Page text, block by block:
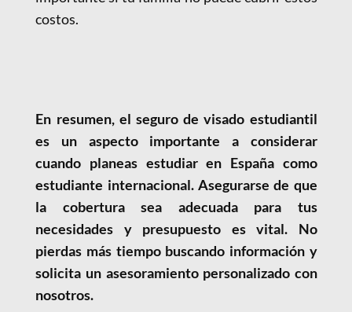
costos.
En resumen, el seguro de visado estudiantil
es un aspecto importante a considerar
cuando planeas estudiar en España como
estudiante internacional. Asegurarse de que
la cobertura sea adecuada para tus
necesidades y presupuesto es vital. No
pierdas más tiempo buscando información y
solicita un asesoramiento personalizado con
nosotros.